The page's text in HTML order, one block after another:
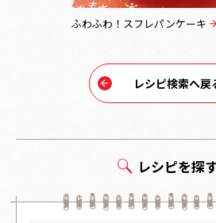
レシピを探
ふわふわ！スフレパンケーキ
レシピ検索へ戻